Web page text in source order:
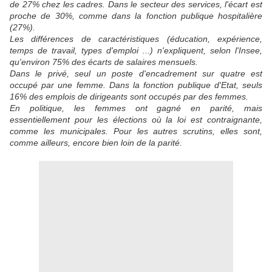
de 27% chez les cadres. Dans le secteur des services, l'écart est
proche de 30%, comme dans la fonction publique hospitalière
(27%).
Les différences de caractéristiques (éducation, expérience,
temps de travail, types d'emploi ...) n'expliquent, selon l'Insee,
qu'environ 75% des écarts de salaires mensuels.
Dans le privé, seul un poste d'encadrement sur quatre est
occupé par une femme. Dans la fonction publique d'Etat, seuls
16% des emplois de dirigeants sont occupés par des femmes.
En politique, les femmes ont gagné en parité, mais
essentiellement pour les élections où la loi est contraignante,
comme les municipales. Pour les autres scrutins, elles sont,
comme ailleurs, encore bien loin de la parité.